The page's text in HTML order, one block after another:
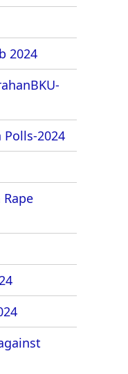
2024
Polls-2024